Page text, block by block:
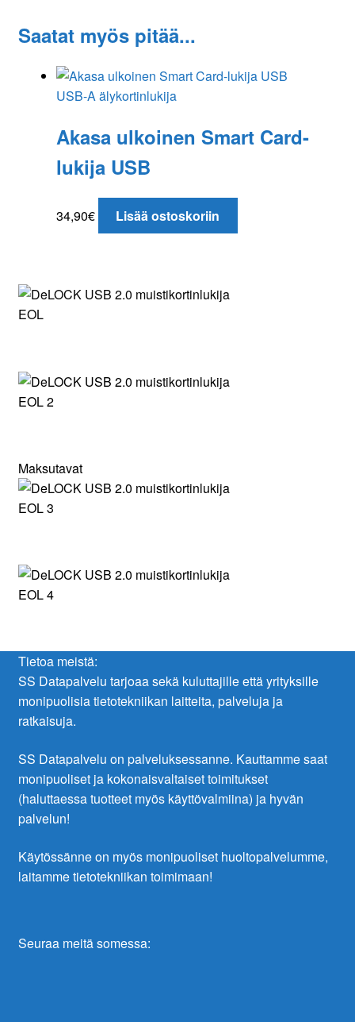
Saatat myös pitää...
USB-A älykortinlukija
Akasa ulkoinen Smart Card-
lukija USB
34,90€ Lisää ostoskoriin
Maksutavat
Tietoa meistä:
SS Datapalvelu tarjoaa sekä kuluttajille että yrityksille
monipuolisia tietotekniikan laitteita, palveluja ja
ratkaisuja.
SS Datapalvelu on palveluksessanne. Kauttamme saat
monipuoliset ja kokonaisvaltaiset toimitukset
(haluttaessa tuotteet myös käyttövalmiina) ja hyvän
palvelun!
Käytössänne on myös monipuoliset huoltopalvelumme,
laitamme tietotekniikan toimimaan!
Seuraa meitä somessa: